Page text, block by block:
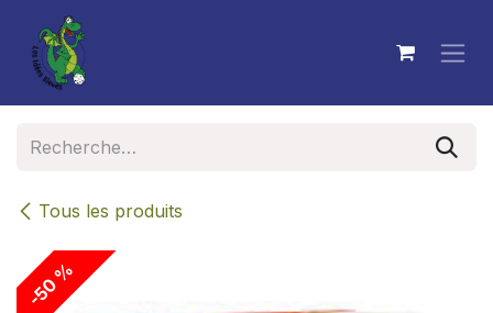
Se rendre au contenu
Tous les produits
-50 %